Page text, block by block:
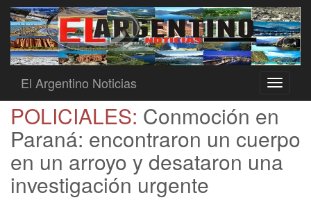
Toggle
El Argentino Noticias
POLICIALES: Conmoción en
Paraná: encontraron un cuerpo
en un arroyo y desataron una
investigación urgente